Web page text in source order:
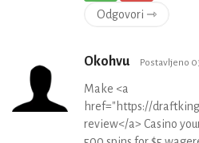
Odgovori ⇾
Okohvu Postavljeno
Make <a
href="https://
review</a> Casino